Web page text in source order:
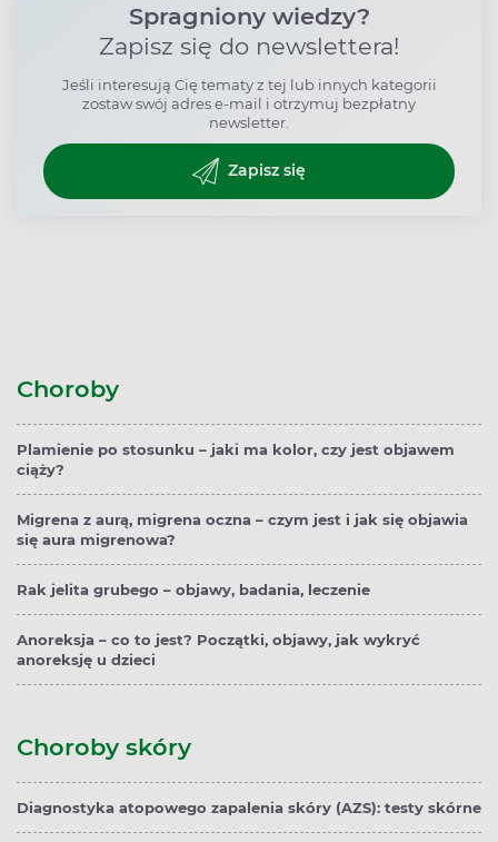
Spragniony wiedzy?
Zapisz się do newslettera!
Jeśli interesują Cię tematy z tej lub innych kategorii
zostaw swój adres e-mail i otrzymuj bezpłatny
newsletter.
Zapisz się
Choroby
Plamienie po stosunku – jaki ma kolor, czy jest objawem
ciąży?
Migrena z aurą, migrena oczna – czym jest i jak się objawia
się aura migrenowa?
Rak jelita grubego – objawy, badania, leczenie
Anoreksja – co to jest? Początki, objawy, jak wykryć
anoreksję u dzieci
Choroby skóry
Diagnostyka atopowego zapalenia skóry (AZS): testy skórne